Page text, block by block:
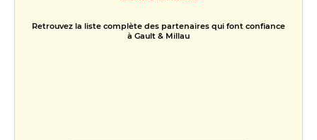
Retrouvez la liste complète des partenaires qui font confiance
à Gault & Millau